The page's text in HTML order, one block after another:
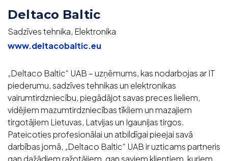
Deltaco Baltic
Sadzīves tehnika, Elektronika
www.deltacobaltic.eu
„Deltaco Baltic“ UAB – uzņēmums, kas nodarbojas ar IT
piederumu, sadzīves tehnikas un elektronikas
vairumtirdzniecību, piegādājot savas preces lieliem,
vidējiem mazumtirdzniecības tīkliem un mazajiem
tirgotājiem Lietuvas, Latvijas un Igaunijas tirgos.
Pateicoties profesionālai un atbildīgai pieejai savā
darbības jomā, „Deltaco Baltic“ UAB ir uzticams partneris
gan dažādiem ražotājiem, gan saviem klientiem, kuriem